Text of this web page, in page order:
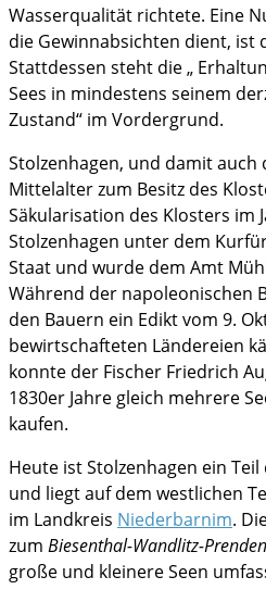
Wasserqualität richtete. Eine
die Gewinnabsichten dient, ist
Stattdessen steht die „
Sees in mindestens seinem
Zustand“ im Vordergrund.
Stolzenhagen, und damit auch
Mittelalter zum Besitz des
Säkularisation des Klosters im
Stolzenhagen unter dem
Staat und wurde dem Amt
Während der napoleonischen
den Bauern ein Edikt vom 9.
bewirtschafteten Ländereien
konnte der Fischer Friedrich
1830er Jahre gleich mehrere
kaufen.
Heute ist Stolzenhagen ein
und liegt auf dem westlichen
im Landkreis Niederbarnim.
zum Biesenthal-Wandlitz-
große und kleinere Seen